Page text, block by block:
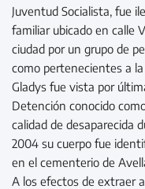
Juventud Socialista, fue
familiar ubicado en calle
ciudad por un grupo de
como pertenecientes a
Gladys fue vista por
Detención conocido
calidad de desaparecida
2004 su cuerpo fue
en el cementerio de
A los efectos de extraer